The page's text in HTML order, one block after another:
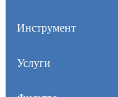
Инструмент
Услуги